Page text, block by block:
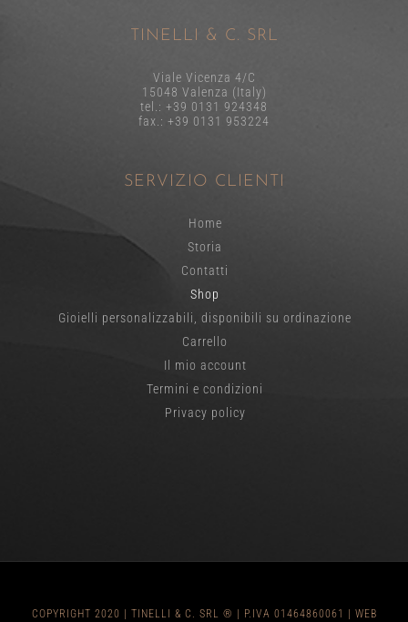
TINELLI & C. SRL
Viale Vicenza 4/C
15048 Valenza (Italy)
tel.: +39 0131 924348
fax.: +39 0131 953224
SERVIZIO CLIENTI
Home
Storia
Contatti
Shop
Gioielli personalizzabili, disponibili su ordinazione
Carrello
Il mio account
Termini e condizioni
Privacy policy
COPYRIGHT 2020 | TINELLI & C. SRL ® | P.IVA 01464860061 | WEB